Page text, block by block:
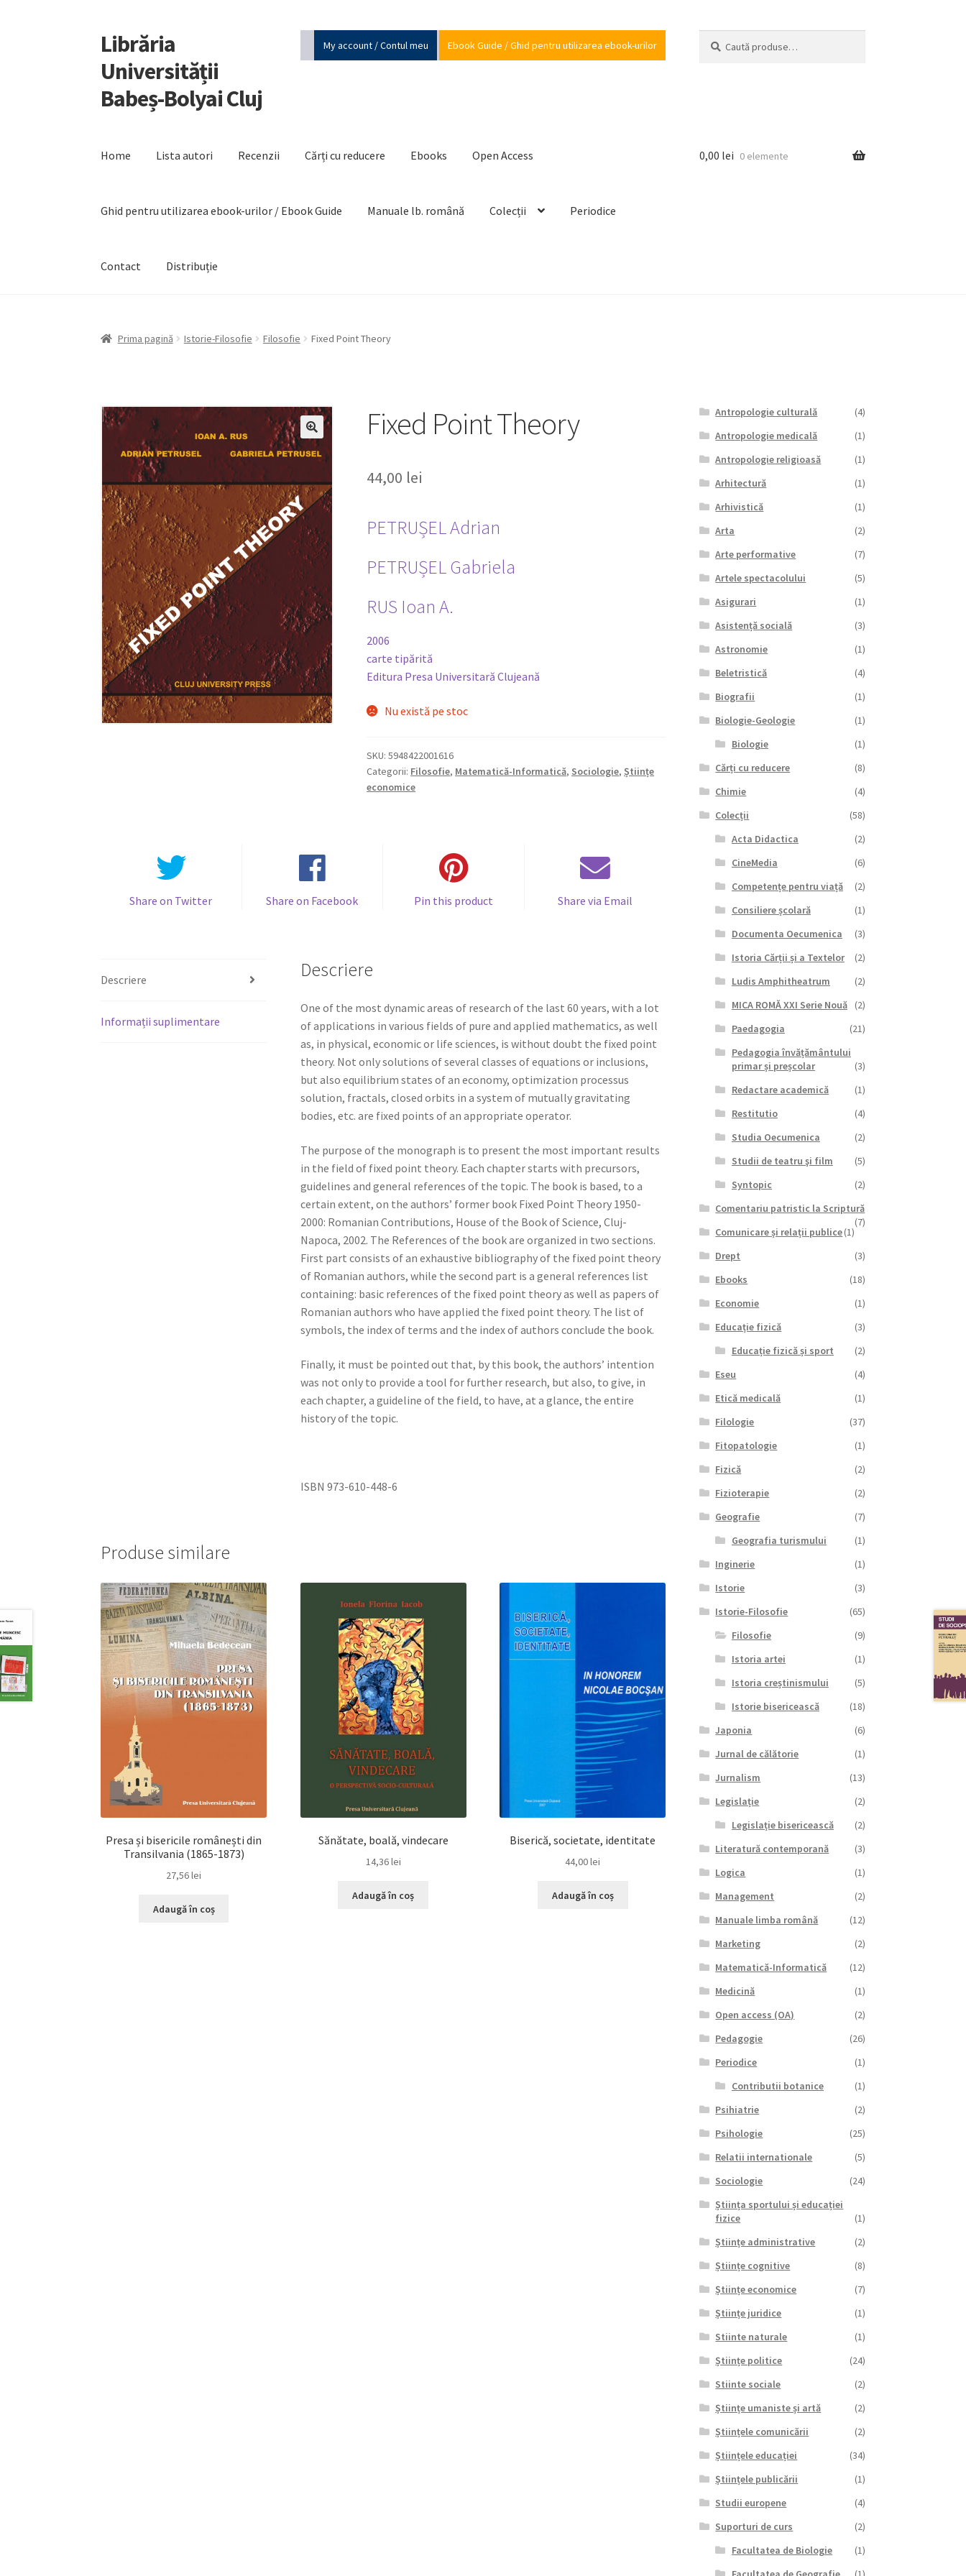
Sari
la
navigare
Sari
la
conținut
Librăria
Universității
Babeș-Bolyai Cluj
My account / Contul meu Ebook Guide / Ghid pentru utilizarea ebook-urilor
după:
Home Lista autori Recenzii Cărți cu reducere Ebooks Open Access
Ghid pentru utilizarea ebook-urilor / Ebook Guide Manuale lb. română Colecții Periodice
Contact Distribuție
0,00 lei 0 elemente
Prima pagină Istorie-Filosofie Filosofie Fixed Point Theory
Fixed Point Theory
44,00 lei
PETRUȘEL Adrian
PETRUȘEL Gabriela
RUS Ioan A.
2006
carte tipărită
Editura Presa Universitară Clujeană
Nu există pe stoc
SKU:5948422001616
Categorii: Filosofie, Matematică-Informatică, Sociologie,Științe
economice
Share on Twitter Share on Facebook Pin this product Share via Email
Descriere
Informații suplimentare
Descriere
One of the most dynamic areas of research of the last 60 years, with a lot
of applications in various fields of pure and applied mathematics, as well
as, in physical, economic or life sciences, is without doubt the fixed point
theory. Not only solutions of several classes of equations or inclusions,
but also equilibrium states of an economy, optimization processus
solution, fractals, closed orbits in a system of mutually gravitating
bodies, etc. are fixed points of an appropriate operator.
The purpose of the monograph is to present the most important results
in the field of fixed point theory. Each chapter starts with precursors,
guidelines and general references of the topic. The book is based, to a
certain extent, on the authors’ former book Fixed Point Theory 1950-
2000: Romanian Contributions, House of the Book of Science, Cluj-
Napoca, 2002. The References of the book are organized in two sections.
First part consists of an exhaustive bibliography of the fixed point theory
of Romanian authors, while the second part is a general references list
containing: basic references of the fixed point theory as well as papers of
Romanian authors who have applied the fixed point theory. The list of
symbols, the index of terms and the index of authors conclude the book.
Finally, it must be pointed out that, by this book, the authors’ intention
was not only to provide a tool for further research, but also, to give, in
each chapter, a guideline of the field, to have, at a glance, the entire
history of the topic.
ISBN 973-610-448-6
Produse similare
Presa și bisericile românești din
Transilvania (1865-1873)
27,56lei
Adaugă în coș
Sănătate, boală, vindecare
14,36lei
Adaugă în coș
Biserică, societate, identitate
44,00lei
Adaugă în coș
Antropologie culturală
(4)
Antropologie medicală
(1)
Antropologie religioasă
(1)
Arhitectură
(1)
Arhivistică
(1)
Arta
(2)
Arte performative
(7)
Artele spectacolului
(5)
Asigurari
(1)
Asistență socială
(3)
Astronomie
(1)
Beletristică
(4)
Biografii
(1)
Biologie-Geologie
(1)
Biologie
(1)
Cărți cu reducere
(8)
Chimie
(4)
Colecții
(58)
Acta Didactica
(2)
CineMedia
(6)
Competențe pentru viață
(2)
Consiliere școlară
(1)
Documenta Oecumenica
(3)
Istoria Cărții și a Textelor
(2)
Ludis Amphitheatrum
(2)
MICA ROMĂ XXI Serie Nouă
(2)
Paedagogia
(21)
Pedagogia învățământului
primar și preșcolar
(3)
Redactare academică
(1)
Restitutio
(4)
Studia Oecumenica
(2)
Studii de teatru şi film
(5)
Syntopic
(2)
Comentariu patristic la Scriptură
(7)
Comunicare și relații publice(1)
Drept
(3)
Ebooks
(18)
Economie
(1)
Educație fizică
(3)
Educație fizică și sport
(2)
Eseu
(4)
Etică medicală
(1)
Filologie
(37)
Fitopatologie
(1)
Fizică
(2)
Fizioterapie
(2)
Geografie
(7)
Geografia turismului
(1)
Inginerie
(1)
Istorie
(3)
Istorie-Filosofie
(65)
Filosofie
(9)
Istoria artei
(1)
Istoria creștinismului
(5)
Istorie bisericească
(18)
Japonia
(6)
Jurnal de călătorie
(1)
Jurnalism
(13)
Legislație
(2)
Legislație bisericească
(2)
Literatură contemporană
(3)
Logica
(1)
Management
(2)
Manuale limba română
(12)
Marketing
(2)
Matematică-Informatică
(12)
Medicină
(1)
Open access (OA)
(2)
Pedagogie
(26)
Periodice
(1)
Contributii botanice
(1)
Psihiatrie
(2)
Psihologie
(25)
Relatii internationale
(5)
Sociologie
(24)
Știința sportului și educației
fizice
(1)
Științe administrative
(2)
Științe cognitive
(8)
Științe economice
(7)
Științe juridice
(1)
Stiinte naturale
(1)
Științe politice
(24)
Stiinte sociale
(2)
Științe umaniste și artă
(2)
Științele comunicării
(2)
Științele educației
(34)
Științele publicării
(1)
Studii europene
(4)
Suporturi de curs
(2)
Facultatea de Biologie
(1)